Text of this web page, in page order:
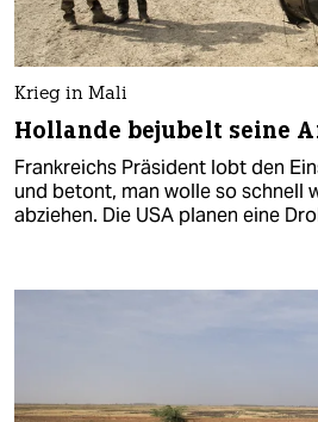
Krieg in Mali
Hollande bejubelt seine
Frankreichs Präsident lobt den
und betont, man wolle so schnell
abziehen. Die USA planen eine